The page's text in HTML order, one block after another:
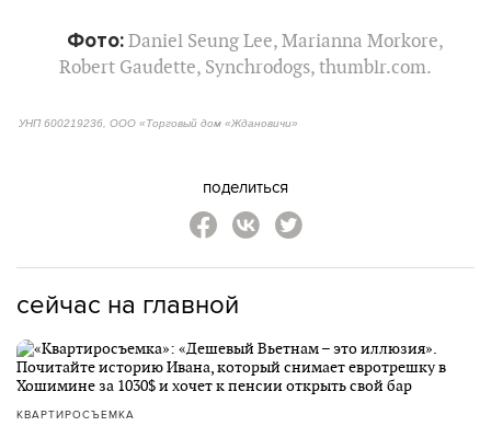
Фото: Daniel Seung Lee, Marianna Morkore,
Robert Gaudette, Synchrodogs, thumblr.com.
УНП 600219236, ООО «Торговый дом «Ждановичи»
поделиться
сейчас на главной
КВАРТИРОСЪЕМКА